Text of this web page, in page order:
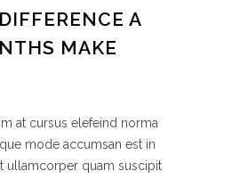
A
MAKE
at cursus elefeind norma
mode accumsan est in
ullamcorper quam suscipit